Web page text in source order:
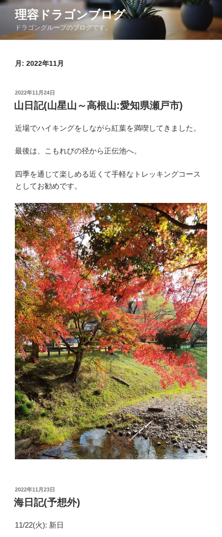
コ
ン
理容ドラゴンブログ
ドラゴングループのブログです。
月: 2022年11月
投
稿
日:
2022年11月24日
山日記(山星山～高根山:愛知県瀬戸市)
近場でハイキングをしながら紅葉を満喫してきました。
最後は、こもれびの径から正伝池へ。
四季を通じて楽しめる近くて手軽なトレッキングコース
としてお勧めです。
投
稿
日:
2022年11月23日
海日記(予想外)
11/22(火): 新日